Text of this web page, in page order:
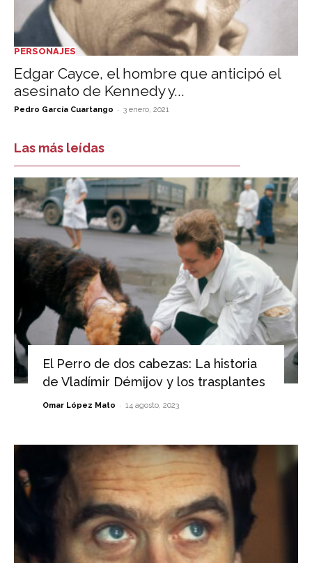
PERSONAJES
Edgar Cayce, el hombre que anticipó el
asesinato de Kennedy y...
Pedro García Cuartango - 3 enero, 2021
Las más leídas
El Perro de dos cabezas: La historia
de Vladímir Démijov y los trasplantes
Omar López Mato - 14 agosto, 2023